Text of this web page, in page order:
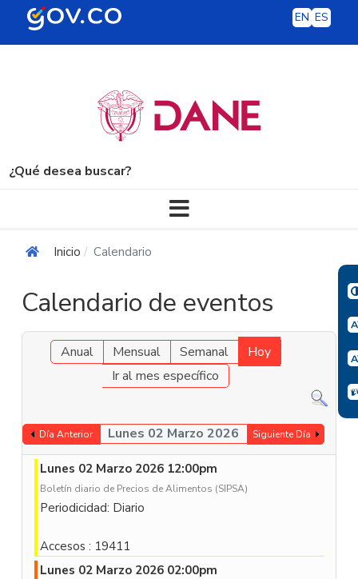
EN ES
¿Qué desea buscar?
Inicio Calendario
Calendario de eventos
Anual Mensual Semanal
Hoy
Ir al mes específico
Día Anterior Lunes 02 Marzo 2026 Siguiente Día
Lunes 02 Marzo 2026 12:00pm
Boletín diario de Precios de Alimentos (SIPSA)
Periodicidad: Diario
Accesos : 19411
Lunes 02 Marzo 2026 02:00pm